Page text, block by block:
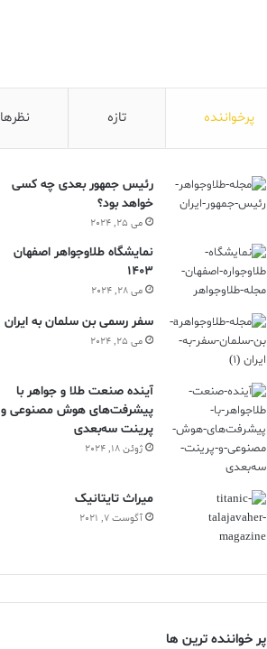
پرخواننده تازه نظرها
رئیس جمهور بعدی چه کسی
خواهد بود؟
می 25, 2024
نمایشگاه طلاوجواهر اصفهان
1403
می 28, 2024
سفر رسمی بن سلمان به ایران
می 25, 2024
آینده صنعت طلا و جواهر با
پیشرفت‌های هوش مصنوعی و
پرینت سه‌بعدی
ژوئن 18, 2024
ميراث تايتانيک
آگوست 7, 2021
پر خواننده ترین ها